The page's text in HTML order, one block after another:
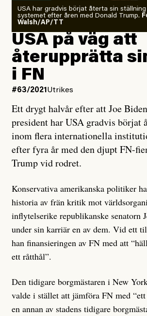
USA har gradvis börjat återta sin ställning
systemet efter åren med Donald Trump.
Walsh/AP/TT
USA på väg att
återupprätta
i FN
#63/2021 Utrikes
Ett drygt halvår efter att Joe
president har USA gradvis börjat
inom flera internationella
efter fyra år med den djupt FN-
Trump vid rodret.
Konservativa amerikanska politiker
historia av frän kritik mot
inflytelserike republikanske senatorn
under sin karriär en av dem. Vid ett
han finansieringen av FN med att
ett råtthål”.
Den tidigare borgmästaren i New
valde i stället att jämföra FN med
en annan av stadens tidigare